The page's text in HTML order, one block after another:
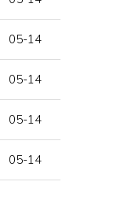
05-14
05-14
05-14
05-14